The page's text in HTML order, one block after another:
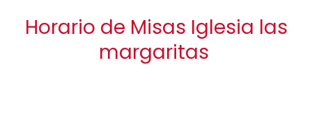
Horario de Misas Iglesia las
margaritas